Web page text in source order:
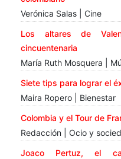
Verónica Salas | Cine
Los altares de
cincuentenaria
María Ruth Mosquera |
Siete tips para lograr el
Maira Ropero | Bienestar
Colombia y el Tour de
Redacción | Ocio y
Joaco Pertuz, el